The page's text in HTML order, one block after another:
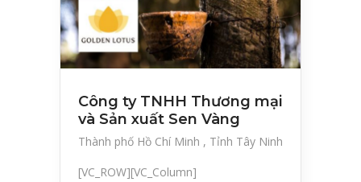
Công ty TNHH Thương mại
và Sản xuất Sen Vàng
Thành phố Hồ Chí Minh
Tỉnh Tây Ninh
[VC_ROW][VC_Column]